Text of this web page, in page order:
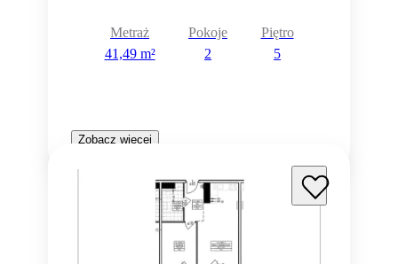
Metraż
41,49 m²
Pokoje
2
Piętro
5
Zobacz więcej